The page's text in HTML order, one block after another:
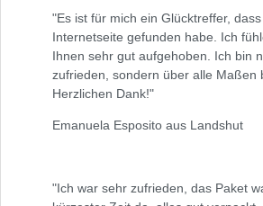
"Es ist für mich ein Glücktreffer,
Internetseite gefunden habe. Ich
Ihnen sehr gut aufgehoben. Ich bin
zufrieden, sondern über alle Maßen
Herzlichen Dank!"
Emanuela Esposito aus Landshut
"Ich war sehr zufrieden, das Paket